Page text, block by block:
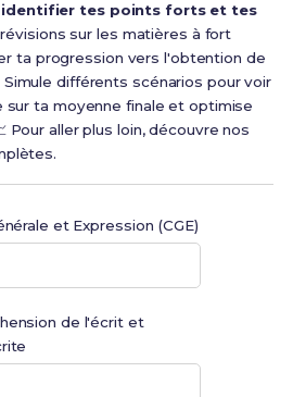
identifier tes points forts et tes
sur les matières à fort
ta progression vers l'obtention de
différents scénarios pour voir
ta moyenne finale et optimise
Pour aller plus loin, découvre nos
et Expression (CGE)
de l'écrit et